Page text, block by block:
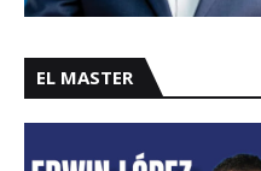
EL MASTER